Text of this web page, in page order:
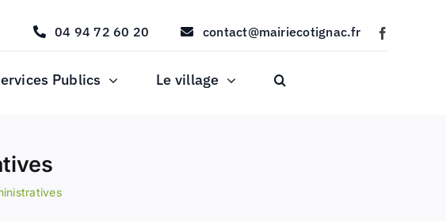
04 94 72 60 20 contact@mairiecotignac.fr
Publics Le village